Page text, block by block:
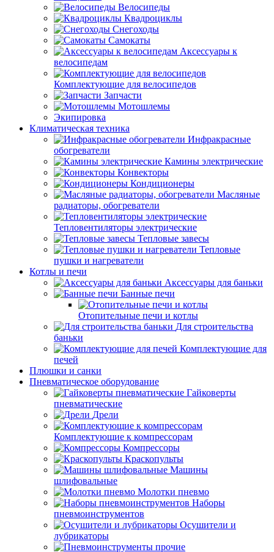
Велосипеды
Квадроциклы
Снегоходы
Самокаты
Аксессуары к
велосипедам
Комплектующие для велосипедов
Запчасти
Мотошлемы
Экипировка
Климатическая техника
Инфракрасные
обогреватели
Камины электрические
Конвекторы
Кондиционеры
Масляные
радиаторы, обогреватели
Тепловентиляторы электрические
Тепловые завесы
Тепловые
пушки и нагреватели
Котлы и печи
Аксессуары для баньки
Банные печи
Отопительные печи и котлы
Для строительства
баньки
Комплектующие для
печей
Плюшки и санки
Пневматическое оборудование
Гайковерты
пневматические
Дрели
Комплектующие к компрессорам
Компрессоры
Краскопульты
Машины
шлифовальные
Молотки пневмо
Наборы
пневмоинструментов
Осушители и
лубрикаторы